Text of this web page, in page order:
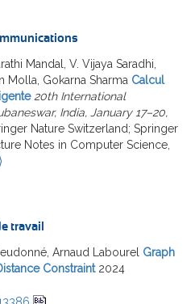
Mandal, V. Vijaya Saradhi,
Molla, Gokarna Sharma Calcul
20th International
India, January 17–20,
Nature Switzerland; Springer
Notes in Computer Science,
travail
Arnaud Labourel Graph
Constraint 2024